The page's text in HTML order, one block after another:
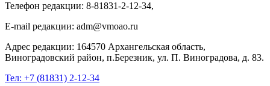
Телефон редакции: 8-81831-2-12-34,
E-mail редакции: adm@vmoao.ru
Адрес редакции: 164570 Архангельская область,
Виноградовский район, п.Березник, ул. П. Виноградова, д. 83.
Тел: +7 (81831) 2-12-34